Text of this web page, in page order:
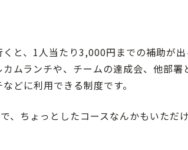
と、1人当たり3,000円までの補助が
ムランチや、チームの達成会、他部署
どに利用できる制度です。
、ちょっとしたコースなんかもいただ